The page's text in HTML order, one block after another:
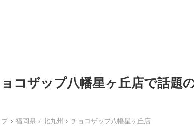
ョコザップ八幡星ヶ丘店で話題
プ 福岡県 北九州 チョコザップ八幡星ヶ丘店